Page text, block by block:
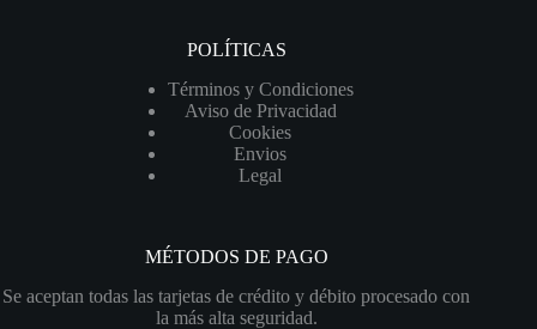
POLÍTICAS
Términos y Condiciones
Aviso de Privacidad
Cookies
Envios
Legal
MÉTODOS DE PAGO
Se aceptan todas las tarjetas de crédito y débito procesado con
la más alta seguridad.